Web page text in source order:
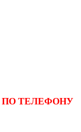
ПО ТЕЛЕФОНУ